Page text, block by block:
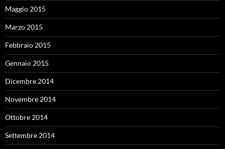
Maggio 2015
Marzo 2015
Febbraio 2015
Gennaio 2015
Dicembre 2014
Novembre 2014
Ottobre 2014
Settembre 2014